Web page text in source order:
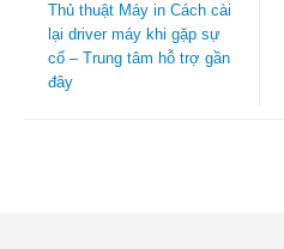
Thủ thuật Máy in Cách cài
lại driver máy khi gặp sự
cố – Trung tâm hỗ trợ gần
đây